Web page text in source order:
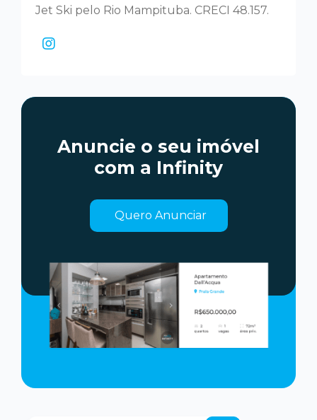
Jet Ski pelo Rio Mampituba. CRECI 48.157.
Anuncie o seu imóvel
com a Infinity
Quero Anunciar